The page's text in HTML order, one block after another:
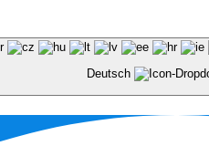
Deutsch